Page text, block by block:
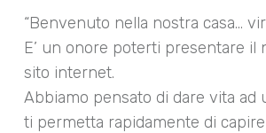
“Benvenuto nella nostra casa…
E’ un onore poterti presentare il
sito internet.
Abbiamo pensato di dare vita ad
ti permetta rapidamente di